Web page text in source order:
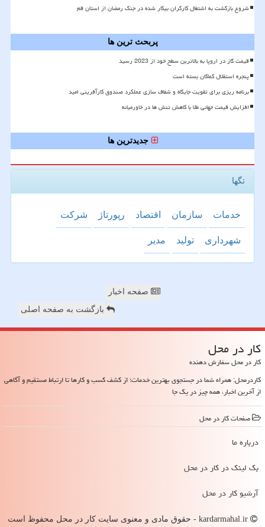
شروع بازگشت به اشتغال کارگران بیکار شده در جنگ رمضان از استان قم
پربحث ترین ها
قیمت گاز در اروپا به بالاترین سطح خود از 2023 رسید
پنجره استقلال کماکان بسته است
برنامه ریزی برای تقویت جایگاه و شفاف سازی عملکرد صندوق کارآفرینی امید
افزایش قیمت جهانی طلا با کاهش تنش ها در خاورمیانه
جدیدترین ها
تگها
خدمات سازمان اقتصاد رپورتاژ شركت
شهرداری تولید مدیر
صفحه اخبار
بازگشت به صفحه اصلی
كار در محل
کار در محل سفارش دهنده
کاردرمحل: همراه شما در جستجوی بهترین خدمات؛ از کشف کسب و کارها تا ارتباط مستقیم و آگاهی
از آخرین اخبار، همه چیز در یک جا
صفحات كار در محل
درباره ما
بک لینک در كار در محل
آرشیو كار در محل